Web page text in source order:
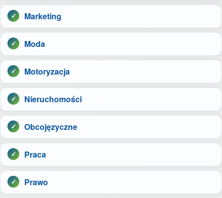
Marketing
Moda
Motoryzacja
Nieruchomości
Obcojęzyczne
Praca
Prawo